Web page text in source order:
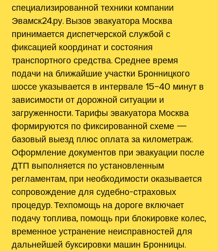
специализированной техники компании
Эвамск24.ру. Вызов эвакуатора Москва
принимается диспетчерской службой с
фиксацией координат и состояния
транспортного средства. Среднее время
подачи на ближайшие участки Бронницкого
шоссе указывается в интервале 15–40 минут в
зависимости от дорожной ситуации и
загруженности. Тарифы эвакуатора Москва
формируются по фиксированной схеме —
базовый выезд плюс оплата за километраж.
Оформление документов при эвакуации после
ДТП выполняется по установленным
регламентам, при необходимости оказывается
сопровождение для судебно-страховых
процедур. Техпомощь на дороге включает
подачу топлива, помощь при блокировке колес,
временное устранение неисправностей для
дальнейшей буксировки машин Бронницы.